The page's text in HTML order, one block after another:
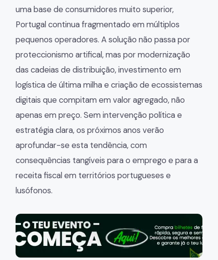
uma base de consumidores muito superior,
Portugal continua fragmentado em múltiplos
pequenos operadores. A solução não passa por
proteccionismo artifical, mas por modernização
das cadeias de distribuição, investimento em
logística de última milha e criação de ecossistemas
digitais que compitam em valor agregado, não
apenas em preço. Sem intervenção política e
estratégia clara, os próximos anos verão
aprofundar-se esta tendência, com
consequências tangíveis para o emprego e para a
receita fiscal em territórios portugueses e
lusófonos.